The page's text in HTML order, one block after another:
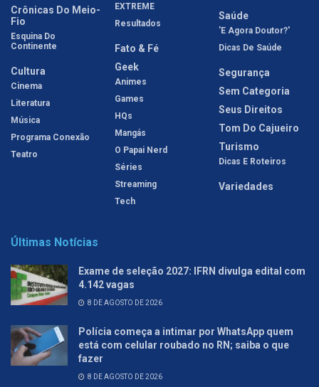
Crônicas Do Meio-
Fio
Esquina Do
Continente
Cultura
Cinema
Literatura
Música
Programa Conexão
Teatro
EXTREME
Resultados
Fato & Fé
Geek
Animes
Games
HQs
Mangás
O Papai Nerd
Séries
Streaming
Tech
Saúde
'E Agora Doutor?'
Dicas De Saúde
Segurança
Sem Categoria
Seus Direitos
Tom Do Cajueiro
Turismo
Dicas E Roteiros
Variedades
Últimas Notícias
Exame de seleção 2027: IFRN divulga edital com
4.142 vagas
8 DE AGOSTO DE 2026
Polícia começa a intimar por WhatsApp quem
está com celular roubado no RN; saiba o que
fazer
8 DE AGOSTO DE 2026